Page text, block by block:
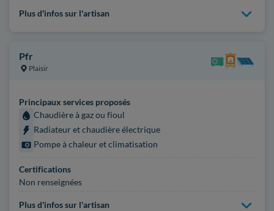
Plus d'infos sur l'artisan
Pfr
Plaisir
Principaux services proposés
Chaudière à gaz ou fioul
Radiateur et chaudière électrique
Pompe à chaleur et climatisation
Certifications
Non renseignées
Plus d'infos sur l'artisan